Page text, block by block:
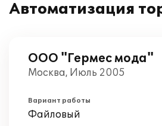
Автоматизация
ООО "Гермес мода"
Москва, Июль 2005
Вариант работы
Файловый